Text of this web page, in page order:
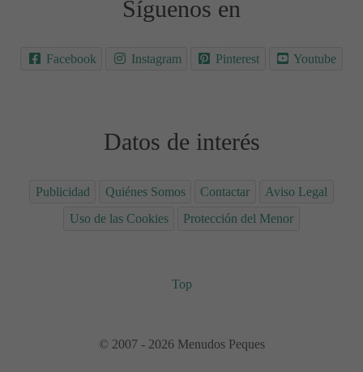
Síguenos en
Facebook Instagram Pinterest Youtube
Datos de interés
Publicidad Quiénes Somos Contactar
Aviso Legal
Uso de las Cookies
Protección del Menor
Top
© 2007 - 2026 Menudos Peques